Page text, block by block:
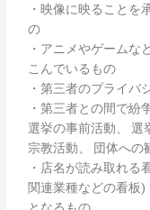
・映像に映ることを
の
・アニメやゲームな
こんでいるもの
・第三者のプライバ
・第三者との間で紛
選挙の事前活動、 選
宗教活動、 団体への
・店名が読み取れる
関連業種などの看板